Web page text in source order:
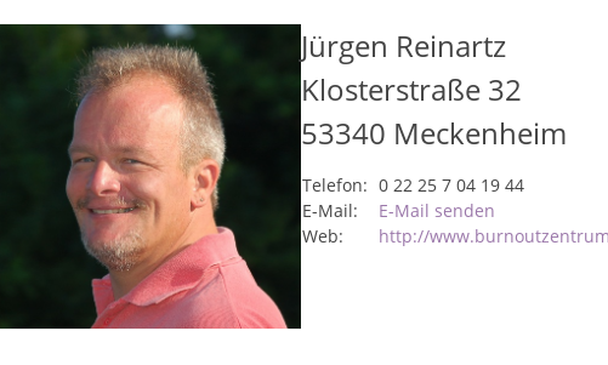
Jürgen Reinartz
Klosterstraße 32
53340 Meckenheim
Telefon: 0 22 25 7 04 19 44
E-Mail:
E-Mail senden
Web:
http://